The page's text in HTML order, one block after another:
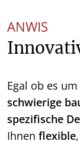
ANWIS
Egal ob es um
schwierige
spezifische
Ihnen flexible,